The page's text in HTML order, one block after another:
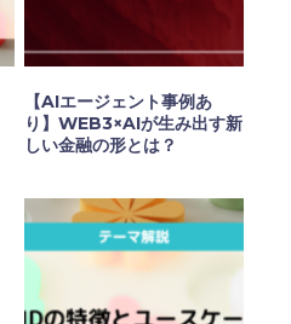
【AIエージェント事例あ
り】WEB3×AIが生み出す新
しい金融の形とは？